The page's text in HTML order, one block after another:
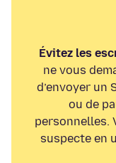
Évitez les
ne vous
d’envoyer un
ou de
personnelles.
suspecte en